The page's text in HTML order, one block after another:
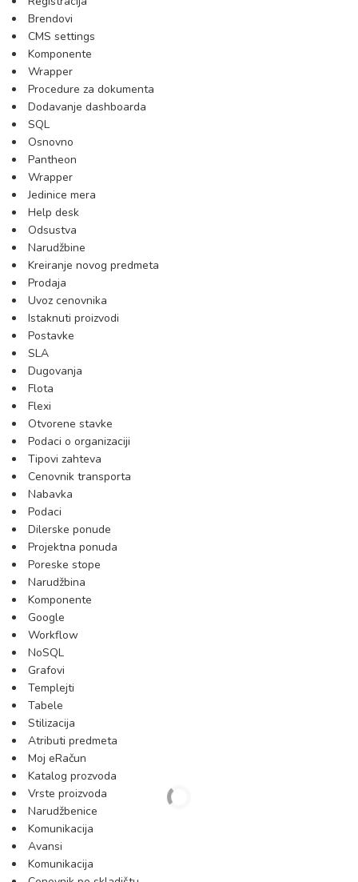
Brendovi
CMS settings
Komponente
Wrapper
Procedure za dokumenta
Dodavanje dashboarda
SQL
Osnovno
Pantheon
Wrapper
Jedinice mera
Help desk
Odsustva
Narudžbine
Kreiranje novog predmeta
Prodaja
Uvoz cenovnika
Istaknuti proizvodi
Postavke
SLA
Dugovanja
Flota
Flexi
Otvorene stavke
Podaci o organizaciji
Tipovi zahteva
Cenovnik transporta
Nabavka
Podaci
Dilerske ponude
Projektna ponuda
Poreske stope
Narudžbina
Komponente
Google
Workflow
NoSQL
Grafovi
Templejti
Tabele
Stilizacija
Atributi predmeta
Moj eRačun
Katalog prozvoda
Vrste proizvoda
Narudžbenice
Komunikacija
Avansi
Komunikacija